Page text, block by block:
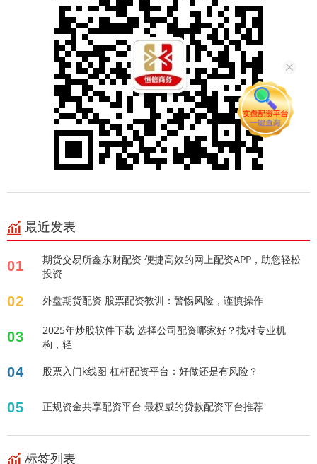
最近发表
01
期货交易所鑫东财配资 便捷高效的网上配资APP，助您轻松
投资
02 外盘期货配资 股票配资教训：警惕风险，谨慎操作
03
2025年炒股软件下载 选择公司配资哪家好？找对专业机
构，轻
04 股票入门k线图 杠杆配资平台：好做还是有风险？
05 正规资金共享配资平台 最权威的贷款配资平台推荐
标签列表